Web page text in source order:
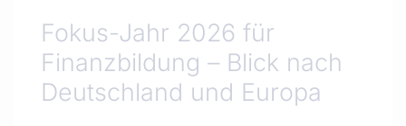
Fokus-Jahr 2026 für
Finanzbildung – Blick nach
Deutschland und Europa